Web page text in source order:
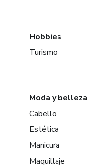
Hobbies
Turismo
Moda y belleza
Cabello
Estética
Manicura
Maquillaje